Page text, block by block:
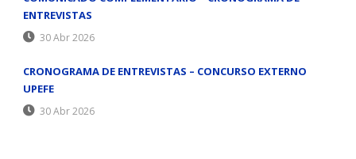
ENTREVISTAS
30 Abr 2026
CRONOGRAMA DE ENTREVISTAS – CONCURSO EXTERNO
UPEFE
30 Abr 2026